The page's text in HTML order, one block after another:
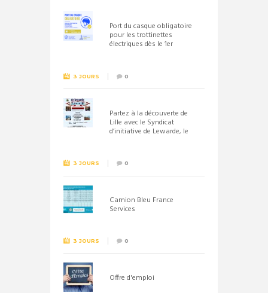
Port du casque obligatoire
pour les trottinettes
électriques dès le 1er
3 JOURS 0
Partez à la découverte de
Lille avec le Syndicat
d’initiative de Lewarde, le
3 JOURS 0
Camion Bleu France
Services
3 JOURS 0
Offre d'emploi